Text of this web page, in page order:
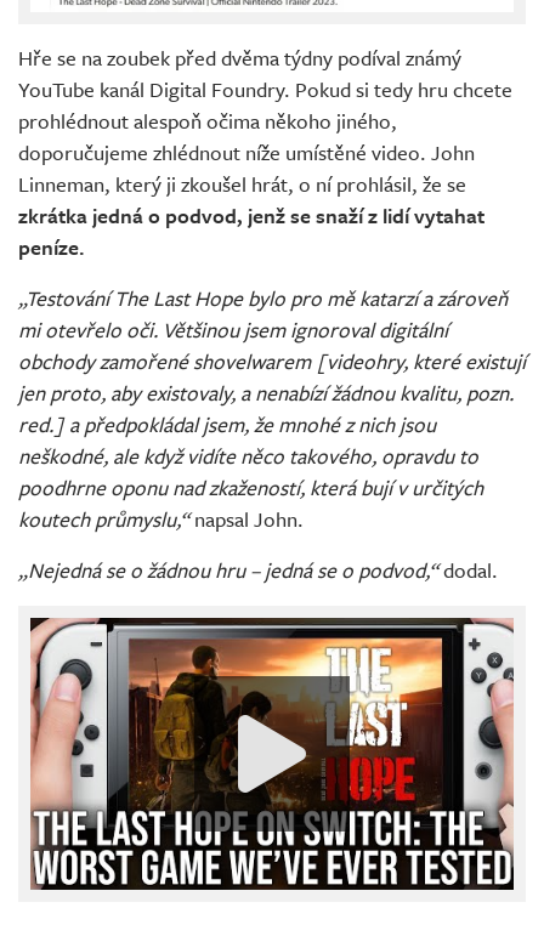
Hře se na zoubek před dvěma týdny podíval známý
YouTube kanál Digital Foundry. Pokud si tedy hru chcete
prohlédnout alespoň očima někoho jiného,
doporučujeme zhlédnout níže umístěné video. John
Linneman, který ji zkoušel hrát, o ní prohlásil, že se
zkrátka jedná o podvod, jenž se snaží z lidí vytahat
peníze.
„Testování The Last Hope bylo pro mě katarzí a zároveň
mi otevřelo oči. Většinou jsem ignoroval digitální
obchody zamořené shovelwarem [videohry, které existují
jen proto, aby existovaly, a nenabízí žádnou kvalitu, pozn.
red.] a předpokládal jsem, že mnohé z nich jsou
neškodné, ale když vidíte něco takového, opravdu to
poodhrne oponu nad zkažeností, která bují v určitých
koutech průmyslu,“napsal John.
„Nejedná se o žádnou hru – jedná se o podvod,“dodal.